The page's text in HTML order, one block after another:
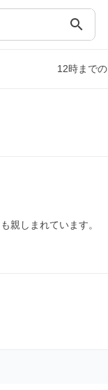
search
12時まで
親しまれています。